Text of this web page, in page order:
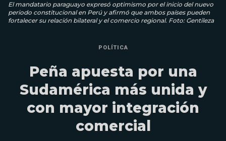
El mandatario paraguayo expresó optimismo por el inicio del nuevo
periodo constitucional en Perú y afirmó que ambos países pueden
fortalecer su relación bilateral y el comercio regional. Foto: Gentileza
POLÍTICA
Peña apuesta por una
Sudamérica más unida y
con mayor integración
comercial